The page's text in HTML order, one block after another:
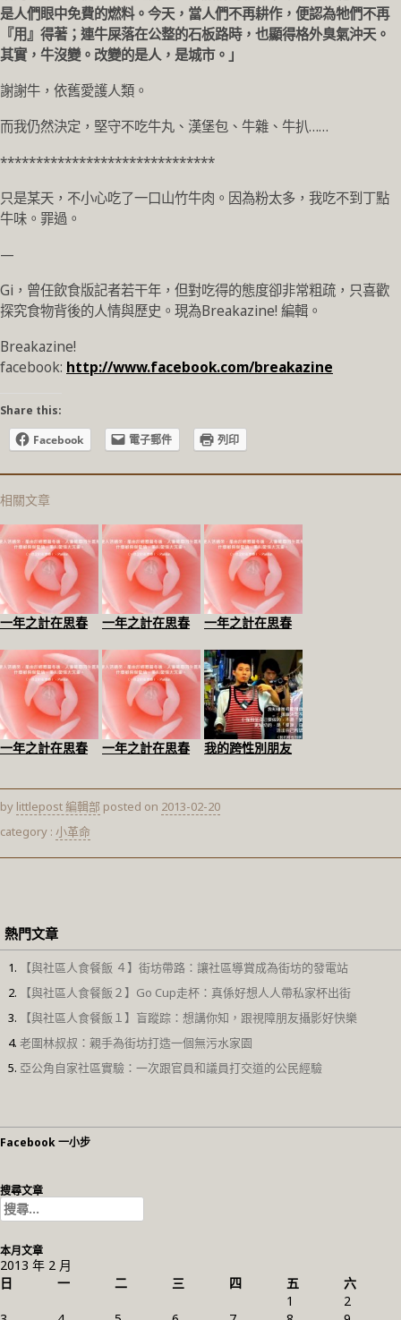
是人們眼中免費的燃料。今天，當人們不再耕作，便認為牠們不再
『用』得著；連牛屎落在公整的石板路時，也顯得格外臭氣沖天。
其實，牛沒變。改變的是人，是城市。」
謝謝牛，依舊愛護人類。
而我仍然決定，堅守不吃牛丸、漢堡包、牛雜、牛扒……
******************************
只是某天，不小心吃了一口山竹牛肉。因為粉太多，我吃不到丁點
牛味。罪過。
—
Gi，曾任飲食版記者若干年，但對吃得的態度卻非常粗疏，只喜歡
探究食物背後的人情與歷史。現為Breakazine! 編輯。
Breakazine!
facebook: http://www.facebook.com/breakazine
Share this:
Facebook
電子郵件 列印
相關文章
一年之計在思春 一年之計在思春 一年之計在思春
一年之計在思春 一年之計在思春 我的跨性別朋友
by littlepost 編輯部 posted on 2013-02-20
category : 小革命
熱門文章
【與社區人食餐飯 ４】街坊帶路：讓社區導賞成為街坊的發電站
【與社區人食餐飯２】Go Cup走杯：真係好想人人帶私家杯出街
【與社區人食餐飯１】盲蹤踪：想講你知，跟視障朋友攝影好快樂
老圍林叔叔：親手為街坊打造一個無污水家園
亞公角自家社區實驗：一次跟官員和議員打交道的公民經驗
Facebook 一小步
搜尋文章
搜
尋
鍵
字:
本月文章
2013 年 2 月
日
一 二 三 四 五
六
1
2